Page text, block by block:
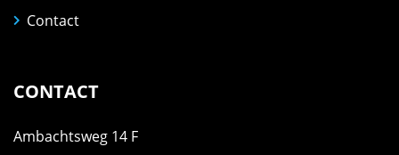
Contact
CONTACT
Ambachtsweg 14 F